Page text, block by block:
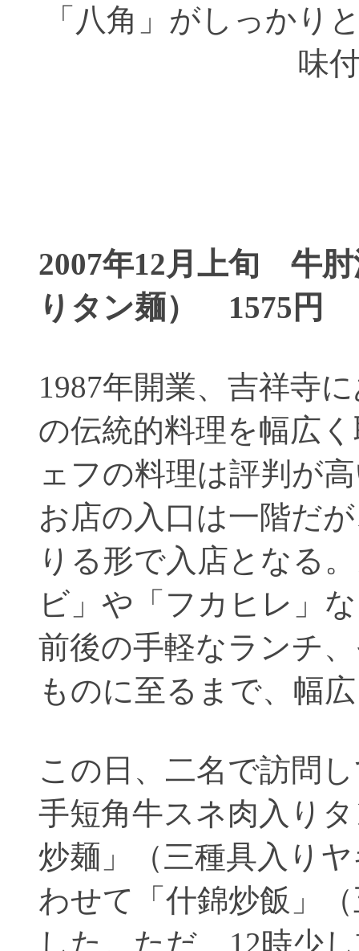
「八角」がしっかり
味
2007年12月上旬 牛
りタン麺） 1575円
1987年開業、吉祥寺
の伝統的料理を幅広
ェフの料理は評判が
お店の入口は一階だ
りる形で入店となる
ビ」や「フカヒレ」
前後の手軽なランチ
ものに至るまで、幅
この日、二名で訪問
手短角牛スネ肉入り
炒麺」（三種具入り
わせて「什錦炒飯」
した。ただ、12時少